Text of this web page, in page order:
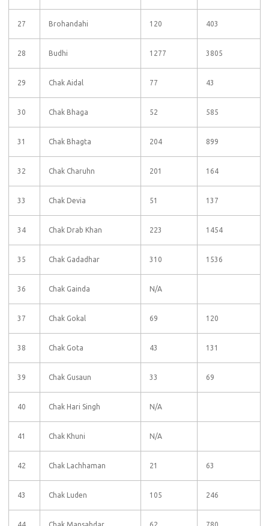
27 Brohandahi 120 403
28 Budhi 1277 3805
29 Chak Aidal 77 43
30 Chak Bhaga 52 585
31 Chak Bhagta 204 899
32 Chak Charuhn 201 164
33 Chak Devia 51 137
34 Chak Drab Khan 223 1454
35 Chak Gadadhar 310 1536
36 Chak Gainda N/A
37 Chak Gokal 69 120
38 Chak Gota 43 131
39 Chak Gusaun 33 69
40 Chak Hari Singh N/A
41 Chak Khuni N/A
42 Chak Lachhaman 21 63
43 Chak Luden 105 246